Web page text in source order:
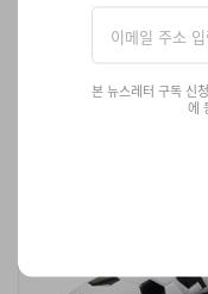
축구 스티치가 다
2026 FIFA 월드컵 개막
본 뉴스레터 구독 신
에